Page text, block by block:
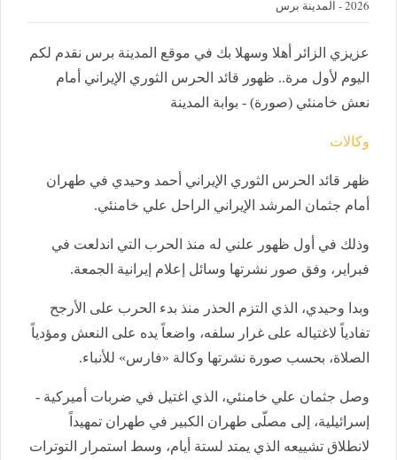
2026 - المدينة برس
عزيزي الزائر أهلا وسهلا بك في موقع المدينة برس نقدم لكم
اليوم لأول مرة.. ظهور قائد الحرس الثوري الإيراني أمام
نعش خامنئي (صورة) - بوابة المدينة
وكالات
ظهر قائد الحرس الثوري الإيراني أحمد وحيدي في طهران
أمام جثمان المرشد الإيراني الراحل علي خامنئي.
وذلك في أول ظهور علني له منذ الحرب التي اندلعت في
فبراير، وفق صور نشرتها وسائل إعلام إيرانية الجمعة.
وبدا وحيدي، الذي التزم الحذر منذ بدء الحرب على الأرجح
تفادياً لاغتياله على غرار سلفه، واضعاً يده على النعش ومؤدياً
الصلاة، بحسب صورة نشرتها وكالة «فارس» للأنباء.
وصل جثمان علي خامنئي، الذي اغتيل في ضربات أميركية -
إسرائيلية، إلى مصلّى طهران الكبير في طهران تمهيداً
لانطلاق تشييعه الذي يمتد لستة أيام، وسط استمرار التوترات